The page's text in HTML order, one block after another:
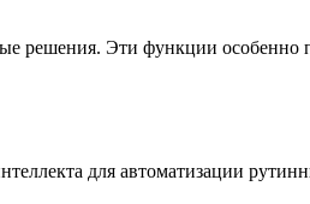
решения. Эти функции особенно
для автоматизации